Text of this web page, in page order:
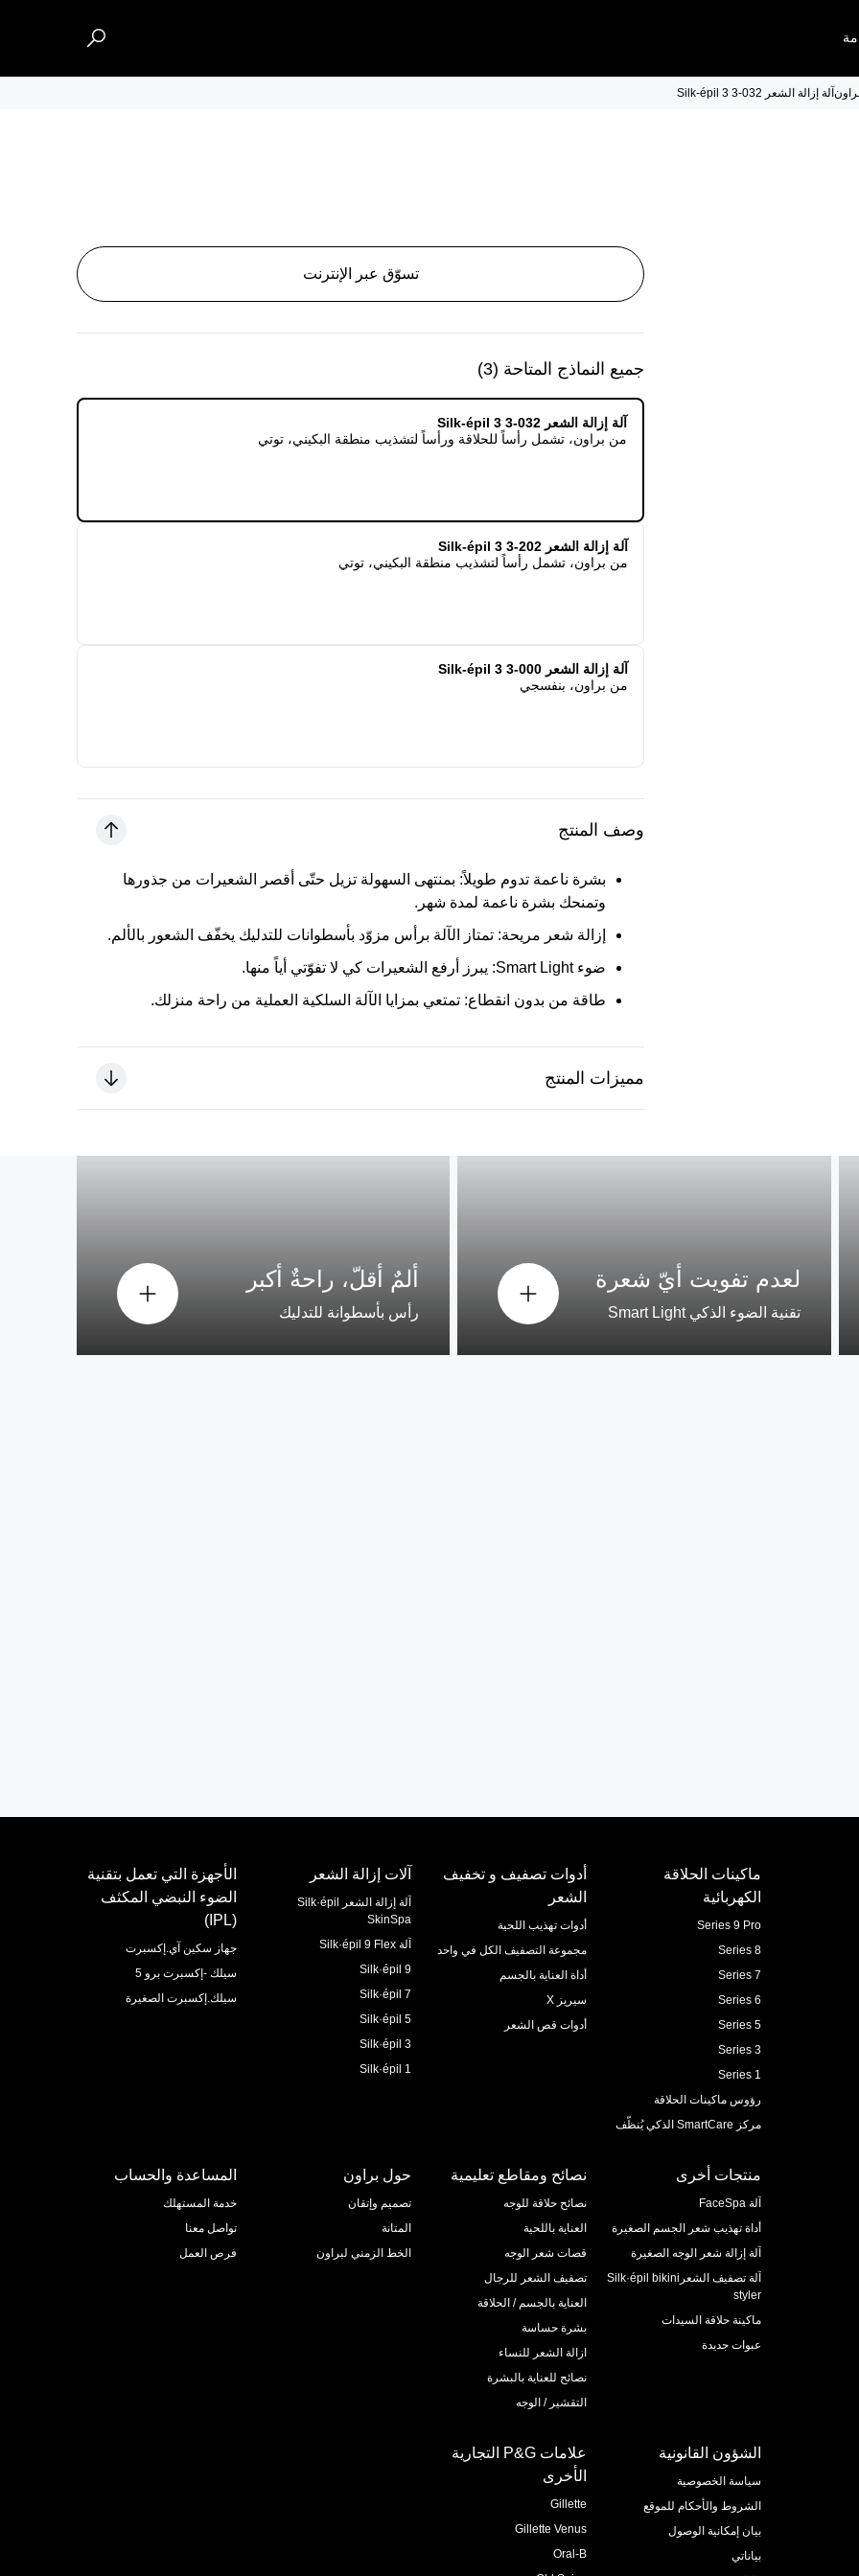
آلة إزالة الشعر Silk-épil 3 3-032
تسوّق عبر الإنترنت
جميع النماذج المتاحة (
3
)
آلة إزالة الشعر Silk-épil 3 3-032
من براون، تشمل رأساً للحلاقة ورأساً لتشذيب منطقة البكيني، توتي
آلة إزالة الشعر Silk-épil 3 3-202
من براون، تشمل رأساً لتشذيب منطقة البكيني، توتي
آلة إزالة الشعر Silk-épil 3 3-000
من براون، بنفسجي
وصف المنتج
بشرة ناعمة تدوم طويلاً: بمنتهى السهولة تزيل حتّى أقصر الشعيرات من جذورها
وتمنحك بشرة ناعمة لمدة شهر.
إزالة شعر مريحة: تمتاز الآلة برأس مزوّد بأسطوانات للتدليك يخفّف الشعور بالألم.
ضوء Smart Light:
يبرز أرفع الشعيرات كي لا تفوّتي أياً منها.
طاقة من بدون انقطاع: تمتعي بمزايا الآلة السلكية العملية من راحة منزلك.
مميزات المنتج
لعدم تفويت أيّ شعرة
تقنية الضوء الذكي Smart Light
ألمٌ أقلّ، راحةٌ أكبر
رأس بأسطوانة للتدليك
ماكينات الحلاقة
الكهربائية
Series 9 Pro
Series 8
Series 7
Series 6
Series 5
Series 3
Series 1
رؤوس ماكينات الحلاقة
مركز SmartCare الذكي يُنظّف
أدوات تصفيف و تخفيف
الشعر
أدوات تهذيب اللحية
مجموعة التصفيف الكل في واحد
أداة العناية بالجسم
سيريز X
أدوات قص الشعر
آلات إزالة الشعر
آلة إزالة الشعر Silk·épil
SkinSpa
آلة Silk·épil 9 Flex
Silk·épil 9
Silk·épil 7
Silk·épil 5
Silk·épil 3
Silk·épil 1
الأجهزة التي تعمل بتقنية
الضوء النبضي المكثف
(IPL)
جهاز سكين آي.إكسبرت
سيلك -إكسبرت برو 5
سيلك.إكسبرت الصغيرة
منتجات أخرى
آلة FaceSpa
أداة تهذيب شعر الجسم الصغيرة
آلة إزالة شعر الوجه الصغيرة
آلة تصفيف الشعرSilk·épil bikini
styler
ماكينة حلاقة السيدات
عبوات جديدة
نصائح ومقاطع تعليمية
نصائح حلاقة للوجه
العناية باللحية
قصات شعر الوجه
تصفيف الشعر للرجال
العناية بالجسم / الحلاقة
بشرة حساسة
ازالة الشعر للنساء
نصائح للعناية بالبشرة
التقشير / الوجه
حول براون
تصميم وإتقان
المتانة
الخط الزمني لبراون
المساعدة والحساب
خدمة المستهلك
تواصل معنا
فرص العمل
الشؤون القانونية
سياسة الخصوصية
الشروط والأحكام للموقع
بيان إمكانية الوصول
بياناتي
علامات P&G التجارية
الأخرى
Gillette
Gillette Venus
Oral-B